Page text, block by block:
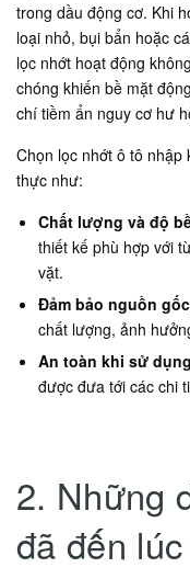
trong dầu động cơ. Khi
loại nhỏ, bụi bẩn hoặc
lọc nhớt hoạt động
chóng khiến bề mặt
chí tiềm ẩn nguy cơ hư
Chọn lọc nhớt ô tô
thực như:
Chất lượng và độ
thiết kế phù hợp với
vặt.
Đảm bảo nguồn
chất lượng, ảnh
An toàn khi sử dụng
được đưa tới các chi
2. Những
đã đến